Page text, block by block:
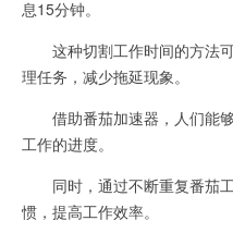
息15分钟。
这种切割工作时间的方法可
理任务，减少拖延现象。
借助番茄加速器，人们能够
工作的进度。
同时，通过不断重复番茄工
惯，提高工作效率。